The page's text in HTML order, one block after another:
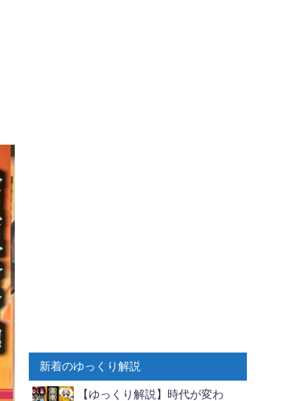
新着のゆっくり解説
【ゆっくり解説】時代が変わ